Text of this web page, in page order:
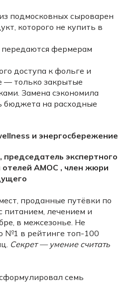
подмосковных сыроварен
которого не купить в
фермерам
доступа к фольге и
— только закрытые
Замена сэкономила
бюджета на расходные
и энергосбережение
экспертного
отелей АМОС , член жюри
проданные путёвки по
питанием, лечением и
в межсезонье. Не
№1 в рейтинге топ-100
Секрет — умение считать
семь